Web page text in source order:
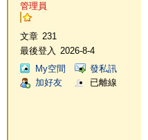
管理員
文章 231
最後登入
2026-8-4
My空間
發私訊
加好友
已離線